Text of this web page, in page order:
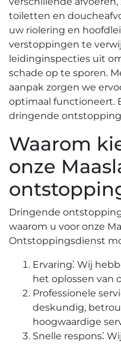
toiletten en
uw riolering en
verstoppingen te
leidinginspecties uit
schade op te sporen.​
aanpak zorgen we
optimaal functioneert.
dringende
Waarom
onze
Dringende
waarom u voor onze
Ontstoppingsdienst
Ervaring⁚ Wij
het oplossen van
Professionele
deskundig,
hoogwaardige
Snelle respons⁚